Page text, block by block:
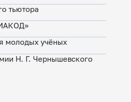
тьютора
молодых учёных
Н. Г. Чернышевского